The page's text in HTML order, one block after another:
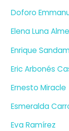
Doforo
Elena Luna
Enrique
Eric Arbonés
Ernesto Miracle
Esmeralda
Eva Ramírez